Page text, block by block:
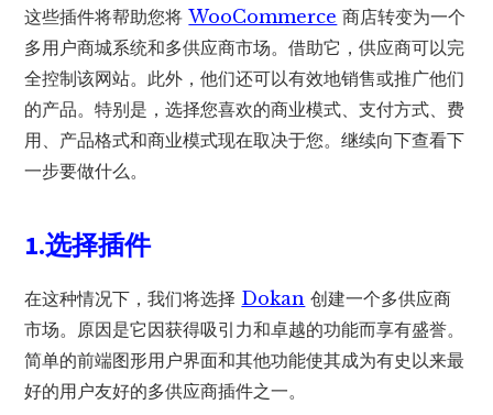
这些插件将帮助您将WooCommerce 商店转变为一个
多用户商城系统和多供应商市场。借助它，供应商可以完
全控制该网站。此外，他们还可以有效地销售或推广他们
的产品。特别是，选择您喜欢的商业模式、支付方式、费
用、产品格式和商业模式现在取决于您。继续向下查看下
一步要做什么。
1.选择插件
在这种情况下，我们将选择 Dokan 创建一个多供应商
市场。原因是它因获得吸引力和卓越的功能而享有盛誉。
简单的前端图形用户界面和其他功能使其成为有史以来最
好的用户友好的多供应商插件之一。